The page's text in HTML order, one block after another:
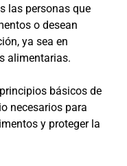
las personas que
o desean
ya sea en
alimentarias.
básicos de
necesarios para
y proteger la